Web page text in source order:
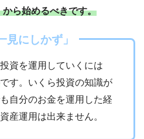
から始めるべきです。
見にしかず」
資を運用していくには
です。いくら投資の知識が
自分のお金を運用した経
産運用は出来ません。